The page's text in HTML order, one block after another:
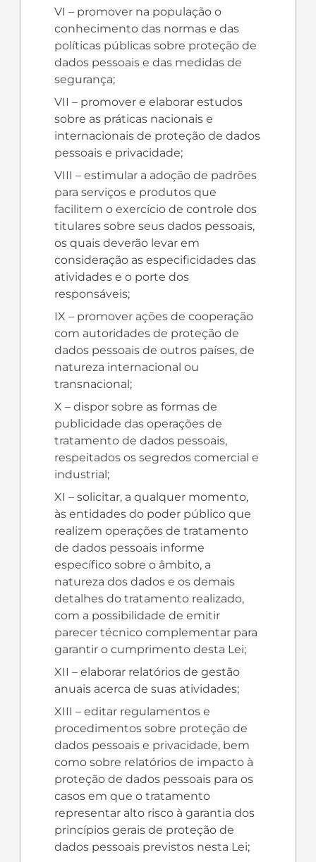
VI – promover na população o
conhecimento das normas e das
políticas públicas sobre proteção de
dados pessoais e das medidas de
segurança;
VII – promover e elaborar estudos
sobre as práticas nacionais e
internacionais de proteção de dados
pessoais e privacidade;
VIII – estimular a adoção de padrões
para serviços e produtos que
facilitem o exercício de controle dos
titulares sobre seus dados pessoais,
os quais deverão levar em
consideração as especificidades das
atividades e o porte dos
responsáveis;
IX – promover ações de cooperação
com autoridades de proteção de
dados pessoais de outros países, de
natureza internacional ou
transnacional;
X – dispor sobre as formas de
publicidade das operações de
tratamento de dados pessoais,
respeitados os segredos comercial e
industrial;
XI – solicitar, a qualquer momento,
às entidades do poder público que
realizem operações de tratamento
de dados pessoais informe
específico sobre o âmbito, a
natureza dos dados e os demais
detalhes do tratamento realizado,
com a possibilidade de emitir
parecer técnico complementar para
garantir o cumprimento desta Lei;
XII – elaborar relatórios de gestão
anuais acerca de suas atividades;
XIII – editar regulamentos e
procedimentos sobre proteção de
dados pessoais e privacidade, bem
como sobre relatórios de impacto à
proteção de dados pessoais para os
casos em que o tratamento
representar alto risco à garantia dos
princípios gerais de proteção de
dados pessoais previstos nesta Lei;